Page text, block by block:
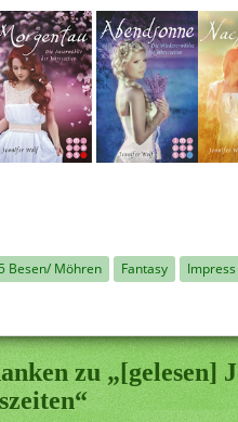
5 Besen/ Möhren Fantasy Impress
zu